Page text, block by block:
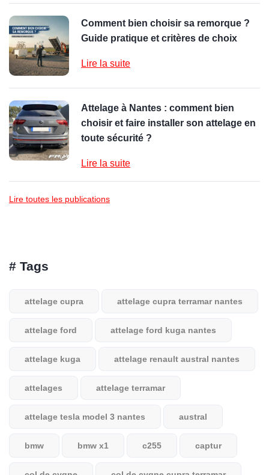
Comment bien choisir sa remorque ?
Guide pratique et critères de choix
Lire la suite
Attelage à Nantes : comment bien
choisir et faire installer son attelage en
toute sécurité ?
Lire la suite
Lire toutes les publications
# Tags
attelage cupra attelage cupra terramar nantes
attelage ford attelage ford kuga nantes
attelage kuga attelage renault austral nantes
attelages attelage terramar
attelage tesla model 3 nantes austral
bmw bmw x1 c255 captur